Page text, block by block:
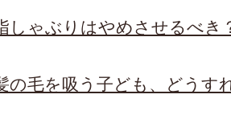
しゃぶりはやめさせるべき
の毛を吸う子ども、どうす